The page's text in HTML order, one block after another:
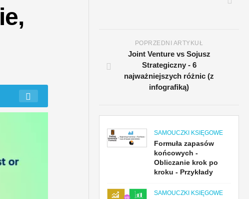
POPRZEDNI ARTYKUŁ
Joint Venture vs Sojusz
Strategiczny - 6
najważniejszych różnic (z
infografiką)
SAMOUCZKI KSIĘGOWE
Formuła zapasów
końcowych -
Obliczanie krok po
kroku - Przykłady
SAMOUCZKI KSIĘGOWE